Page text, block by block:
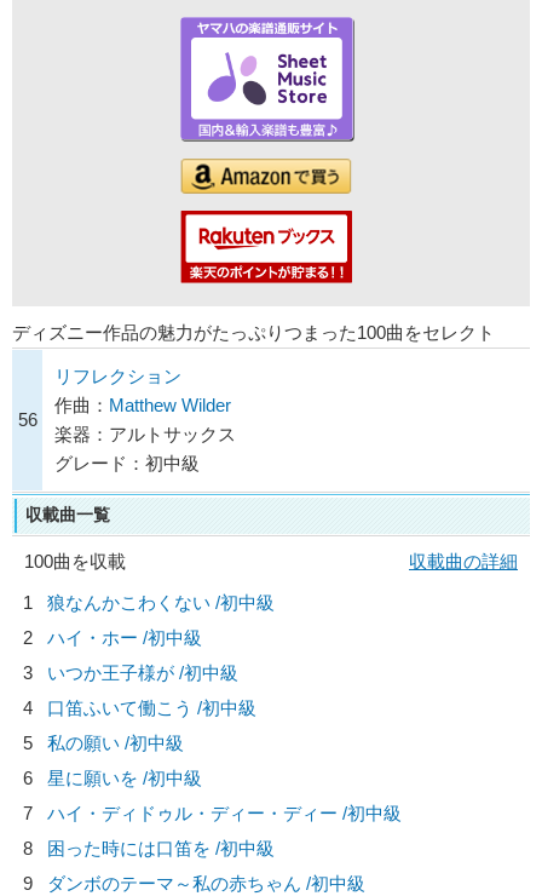
ディズニー作品の魅力がたっぷりつまった100曲をセレクト
56
リフレクション
作曲： Matthew Wilder
楽器：アルトサックス
グレード：初中級
収載曲一覧
100曲を収載
収載曲の詳細
1
狼なんかこわくない /初中級
2
ハイ・ホー /初中級
3
いつか王子様が /初中級
4
口笛ふいて働こう /初中級
5
私の願い /初中級
6
星に願いを /初中級
7
ハイ・ディドゥル・ディー・ディー /初中級
8
困った時には口笛を /初中級
9
ダンボのテーマ～私の赤ちゃん /初中級